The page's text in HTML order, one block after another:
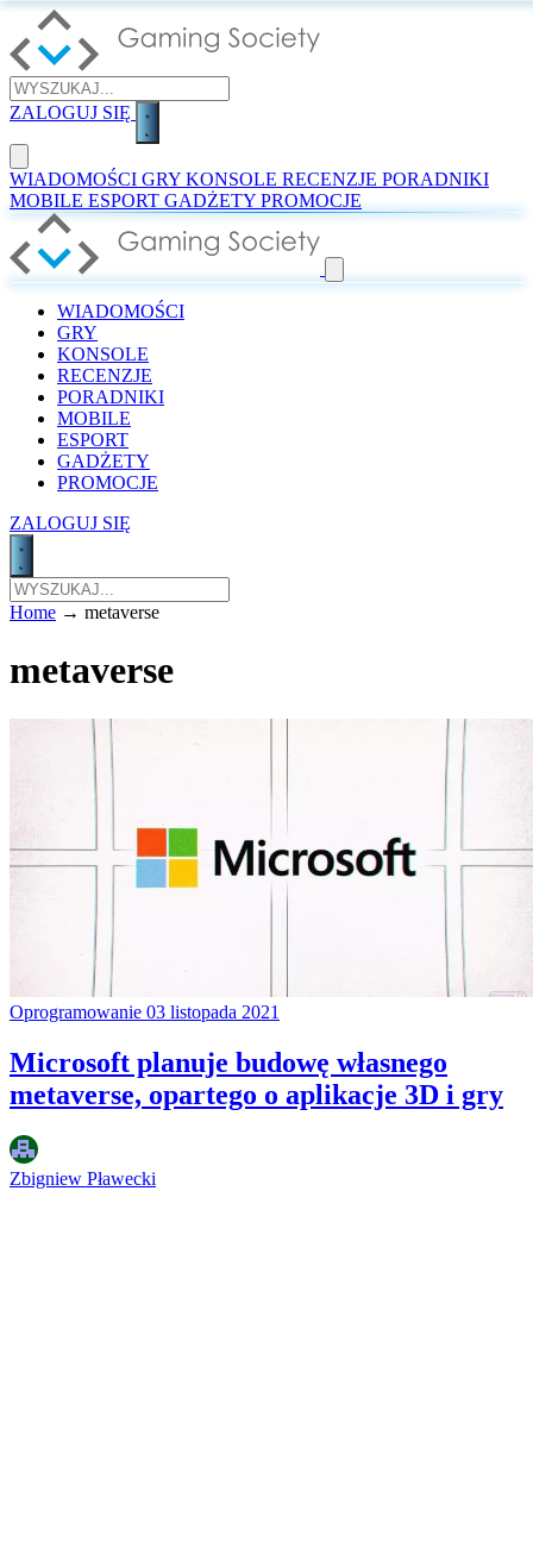
ZALOGUJ SIĘ
WIADOMOŚCI GRY KONSOLE RECENZJE PORADNIKI
MOBILE ESPORT GADŻETY PROMOCJE
WIADOMOŚCI
GRY
KONSOLE
RECENZJE
PORADNIKI
MOBILE
ESPORT
GADŻETY
PROMOCJE
ZALOGUJ SIĘ
Home → metaverse
metaverse
Oprogramowanie 03 listopada 2021
Microsoft planuje budowę własnego
metaverse, opartego o aplikacje 3D i gry
Zbigniew Pławecki